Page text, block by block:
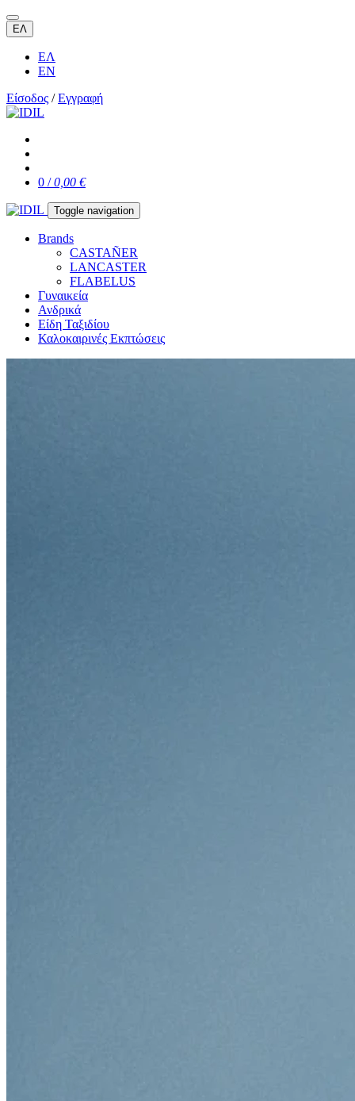
ΕΛ
ΕΛ
EN
Είσοδος /Εγγραφή
0 /0,00 €
Toggle navigation
Brands
CASTAÑER
LANCASTER
FLABELUS
Γυναικεία
Ανδρικά
Είδη Ταξιδίου
Καλοκαιρινές Εκπτώσεις